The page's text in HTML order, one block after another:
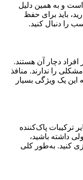
و به همین دلیل
باید برای حفظ
را دنبال کنید.
دچار آن هستند.
را ندارند. منافذ
این یک ویژگی بسیار
ترکیبات پا‌ک‌کننده
داشته باشید،
کنید. به‌طور کلی